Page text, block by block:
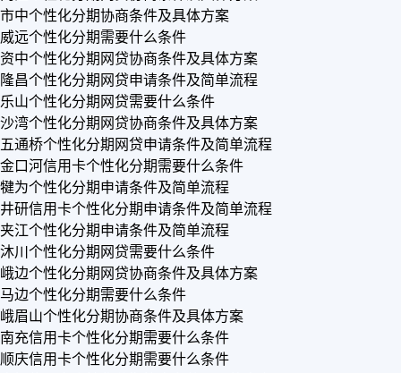
市中个性化分期协商条件及具体方案
威远个性化分期需要什么条件
资中个性化分期网贷协商条件及具体方案
隆昌个性化分期网贷申请条件及简单流程
乐山个性化分期网贷需要什么条件
沙湾个性化分期网贷协商条件及具体方案
五通桥个性化分期网贷申请条件及简单流程
金口河信用卡个性化分期需要什么条件
犍为个性化分期申请条件及简单流程
井研信用卡个性化分期申请条件及简单流程
夹江个性化分期申请条件及简单流程
沐川个性化分期网贷需要什么条件
峨边个性化分期网贷协商条件及具体方案
马边个性化分期需要什么条件
峨眉山个性化分期协商条件及具体方案
南充信用卡个性化分期需要什么条件
顺庆信用卡个性化分期需要什么条件